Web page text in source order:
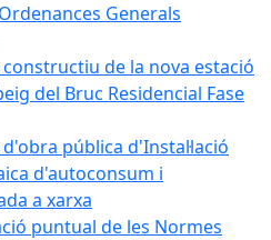
Generals
de la nova estació
del Bruc Residencial Fase
pública d'Instal·lació
d'autoconsum i
a xarxa
puntual de les Normes